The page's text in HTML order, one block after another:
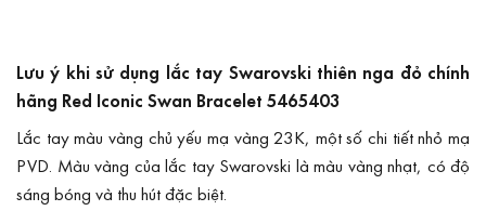
Lưu ý khi sử dụng lắc tay Swarovski thiên nga đỏ chính
hãng Red Iconic Swan Bracelet 5465403
Lắc tay màu vàng chủ yếu mạ vàng 23K, một số chi tiết nhỏ mạ
PVD. Màu vàng của lắc tay Swarovski là màu vàng nhạt, có độ
sáng bóng và thu hút đặc biệt.